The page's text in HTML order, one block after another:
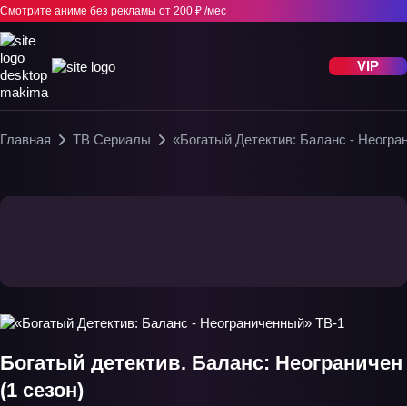
Смотрите аниме без рекламы от 200 ₽ /мес
VIP
Главная ТВ Сериалы «Богатый Детектив: Баланс -
Богатый детектив. Баланс: Неограничен
(1 сезон)